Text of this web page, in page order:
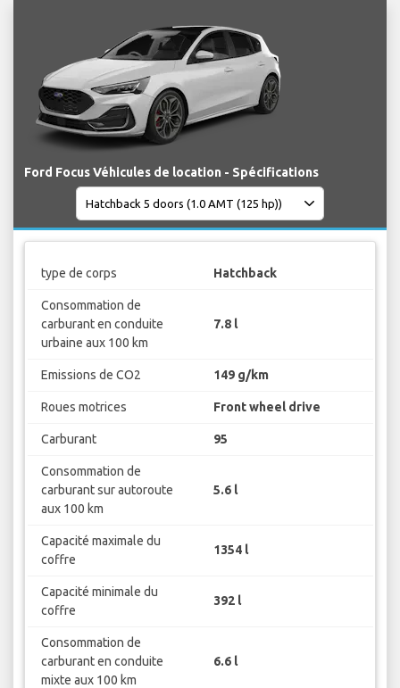
Ford Focus Véhicules de location - Spécifications
type de corps Hatchback
Consommation de
carburant en conduite
urbaine aux 100 km
7.8 l
Emissions de CO2 149 g/km
Roues motrices Front wheel drive
Carburant 95
Consommation de
carburant sur autoroute
aux 100 km
5.6 l
Capacité maximale du
coffre
1354 l
Capacité minimale du
coffre
392 l
Consommation de
carburant en conduite
mixte aux 100 km
6.6 l